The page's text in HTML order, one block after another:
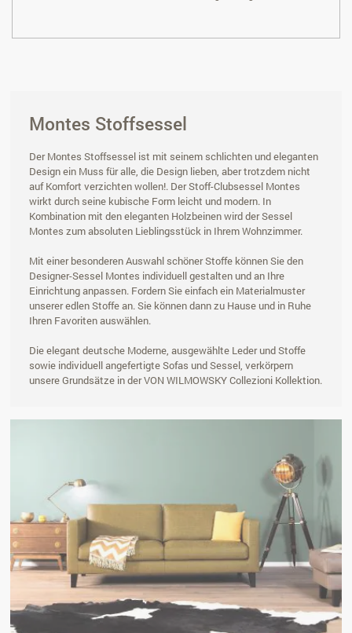
Montes Stoffsessel
Der Montes Stoffsessel ist mit seinem schlichten und eleganten
Design ein Muss für alle, die Design lieben, aber trotzdem nicht
auf Komfort verzichten wollen!. Der Stoff-Clubsessel Montes
wirkt durch seine kubische Form leicht und modern. In
Kombination mit den eleganten Holzbeinen wird der Sessel
Montes zum absoluten Lieblingsstück in Ihrem Wohnzimmer.
Mit einer besonderen Auswahl schöner Stoffe können Sie den
Designer-Sessel Montes individuell gestalten und an Ihre
Einrichtung anpassen. Fordern Sie einfach ein Materialmuster
unserer edlen Stoffe an. Sie können dann zu Hause und in Ruhe
Ihren Favoriten auswählen.
Die elegant deutsche Moderne, ausgewählte Leder und Stoffe
sowie individuell angefertigte Sofas und Sessel, verkörpern
unsere Grundsätze in der VON WILMOWSKY Collezioni Kollektion.